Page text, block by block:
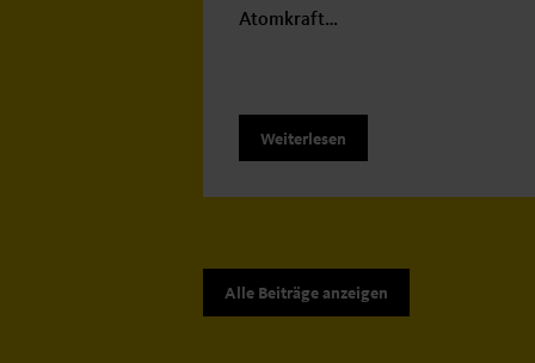
Atomkraft…
Weiterlesen
Alle Beiträge anzeigen